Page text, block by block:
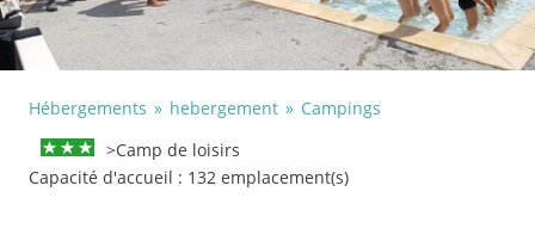
Hébergements hebergement
Campings
>Camp de loisirs
Capacité d'accueil : 132 emplacement(s)